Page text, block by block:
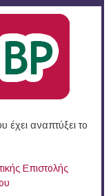
έχει αναπτύξει το
Επιστολής